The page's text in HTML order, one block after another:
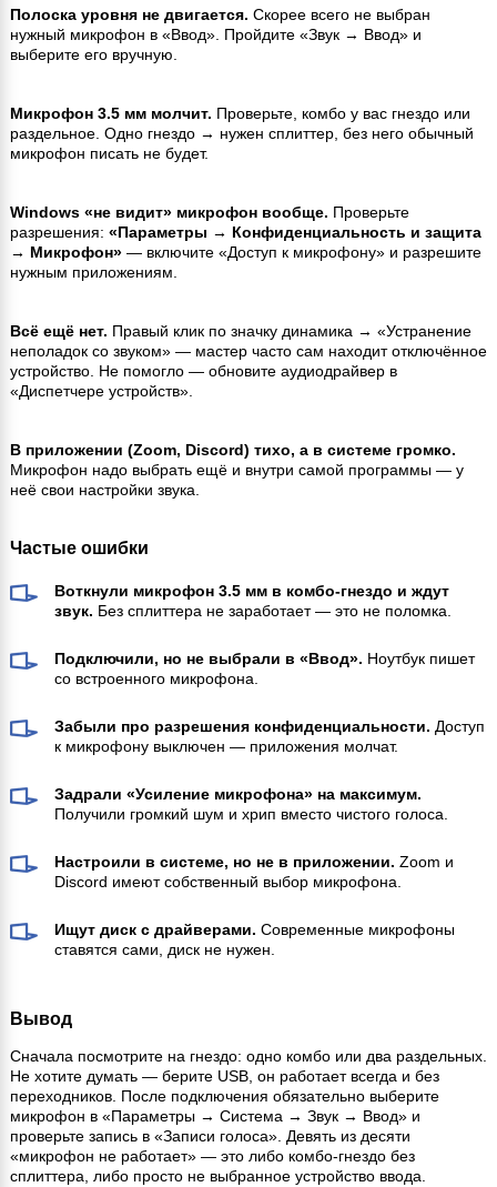
Полоска уровня не двигается. Скорее всего не выбран
нужный микрофон в «Ввод». Пройдите «Звук → Ввод» и
выберите его вручную.
Микрофон 3.5 мм молчит. Проверьте, комбо у вас гнездо или
раздельное. Одно гнездо → нужен сплиттер, без него обычный
микрофон писать не будет.
Windows «не видит» микрофон вообще. Проверьте
разрешения: «Параметры → Конфиденциальность и защита
→ Микрофон»— включите «Доступ к микрофону» и разрешите
нужным приложениям.
Всё ещё нет. Правый клик по значку динамика → «Устранение
неполадок со звуком» — мастер часто сам находит отключённое
устройство. Не помогло — обновите аудиодрайвер в
«Диспетчере устройств».
В приложении (Zoom, Discord) тихо, а в системе громко.
Микрофон надо выбрать ещё и внутри самой программы — у
неё свои настройки звука.
Частые ошибки
Воткнули микрофон 3.5 мм в комбо-гнездо и ждут
звук. Без сплиттера не заработает — это не поломка.
Подключили, но не выбрали в «Ввод». Ноутбук пишет
со встроенного микрофона.
Забыли про разрешения конфиденциальности. Доступ
к микрофону выключен — приложения молчат.
Задрали «Усиление микрофона» на максимум.
Получили громкий шум и хрип вместо чистого голоса.
Настроили в системе, но не в приложении. Zoom и
Discord имеют собственный выбор микрофона.
Ищут диск с драйверами. Современные микрофоны
ставятся сами, диск не нужен.
Вывод
Сначала посмотрите на гнездо: одно комбо или два раздельных.
Не хотите думать — берите USB, он работает всегда и без
переходников. После подключения обязательно выберите
микрофон в «Параметры → Система → Звук → Ввод» и
проверьте запись в «Записи голоса». Девять из десяти
«микрофон не работает» — это либо комбо-гнездо без
сплиттера, либо просто не выбранное устройство ввода.